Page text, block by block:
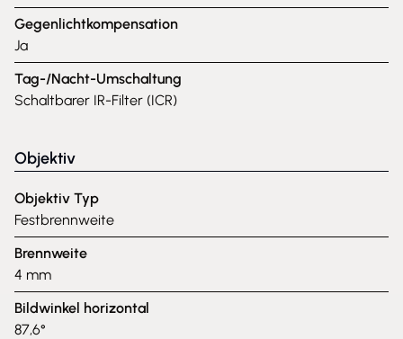
Gegenlichtkompensation
Ja
Tag-/Nacht-Umschaltung
Schaltbarer IR-Filter (ICR)
Objektiv
Objektiv Typ
Festbrennweite
Brennweite
4 mm
Bildwinkel horizontal
87,6°